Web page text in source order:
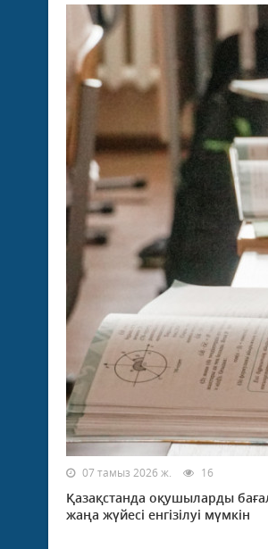
07 тамыз 2026 ж. 16
Қазақстанда оқушыларды
жаңа жүйесі енгізілуі мүмкін